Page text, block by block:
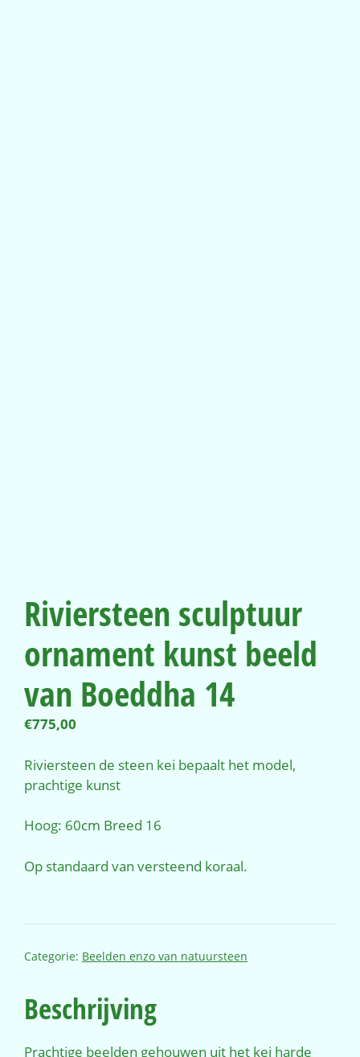
Riviersteen sculptuur
ornament kunst beeld
van Boeddha 14
€775,00
Riviersteen de steen kei bepaalt het model,
prachtige kunst
Hoog: 60cm Breed 16
Op standaard van versteend koraal.
Categorie: Beelden enzo van natuursteen
Beschrijving
Prachtige beelden gehouwen uit het kei harde